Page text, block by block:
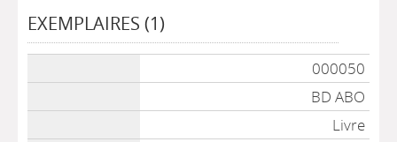
EXEMPLAIRES (1)
000050
BD ABO
Livre